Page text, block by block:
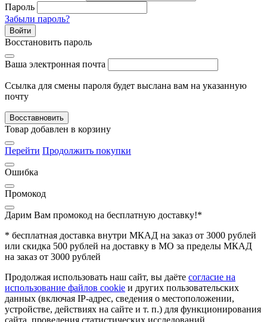
Пароль
Забыли пароль?
Войти
Восстановить пароль
Ваша электронная почта
Ссылка для смены пароля будет выслана вам на указанную
почту
Восставновить
Товар добавлен в корзину
Перейти Продолжить покупки
Ошибка
Промокод
Дарим Вам промокод на бесплатную доставку!*
* бесплатная доставка внутри МКАД на заказ от 3000 рублей
или скидка 500 рублей на доставку в МО за пределы МКАД
на заказ от 3000 рублей
Продолжая использовать наш сайт, вы даёте согласие на
использование файлов cookie и других пользовательских
данных (включая IP-адрес, сведения о местоположении,
устройстве, действиях на сайте и т. п.) для функционирования
сайта, проведения статистических исследований,